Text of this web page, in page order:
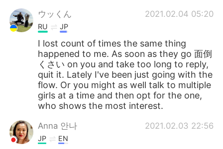
ウッくん 2021.02.04 05:20
RU JP
I lost count of times the same thing
happened to me. As soon as they go 面倒
くさい on you and take too long to reply,
quit it. Lately I've been just going with the
flow. Or you might as well talk to multiple
girls at a time and then opt for the one,
who shows the most interest.
Anna 안나 2021.02.03 22:56
JP EN